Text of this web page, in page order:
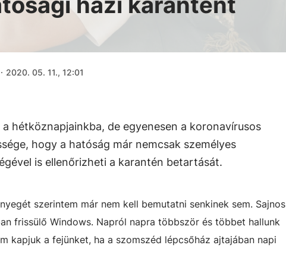
· 2020. 05. 11., 12:01
hétköznapjainkba, de egyenesen a koronavírusos
hogy a hatóság már nemcsak személyes
is ellenőrizheti a karantén betartását.
szerintem már nem kell bemutatni senkinek sem. Sajnos
frissülő Windows. Napról napra többször és többet hallunk
kapjuk a fejünket, ha a szomszéd lépcsőház ajtajában napi